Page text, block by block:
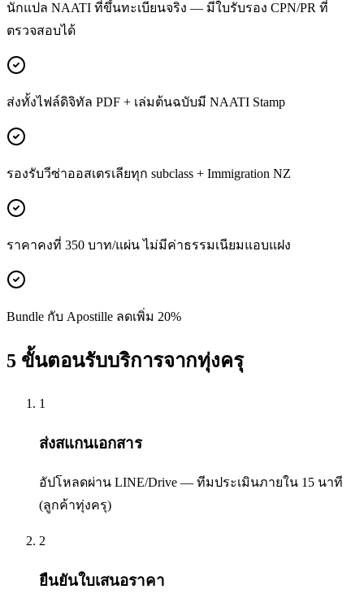
นักแปล NAATI ที่ขึ้นทะเบียนจริง — มีใบรับรอง CPN/PR ที่
ตรวจสอบได้
ส่งทั้งไฟล์ดิจิทัล PDF + เล่มต้นฉบับมี NAATI Stamp
รองรับวีซ่าออสเตรเลียทุก subclass + Immigration NZ
ราคาคงที่ 350 บาท/แผ่น ไม่มีค่าธรรมเนียมแอบแฝง
Bundle กับ Apostille ลดเพิ่ม 20%
5 ขั้นตอนรับบริการจากทุ่งครุ
1
ส่งสแกนเอกสาร
อัปโหลดผ่าน LINE/Drive — ทีมประเมินภายใน 15 นาที
(ลูกค้าทุ่งครุ)
2
ยืนยันใบเสนอราคา